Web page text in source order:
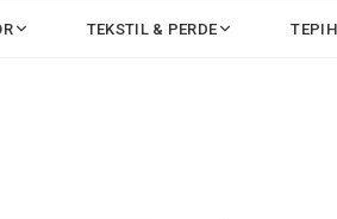
TEKSTIL & PERDE